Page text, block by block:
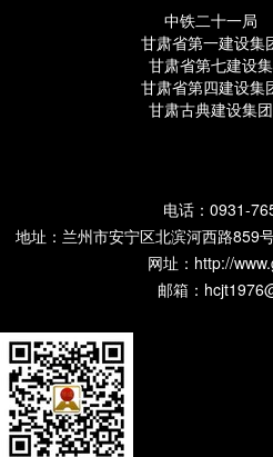
中铁二十一局
甘肃省第一建设集
甘肃省第七建设集
甘肃省第四建设集
甘肃古典建设集团
电话：0931-
地址：兰州市安宁区北滨河西路859
网址： http://
邮箱：